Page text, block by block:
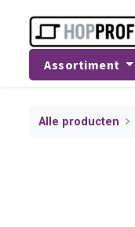
Assortiment
Alle producten